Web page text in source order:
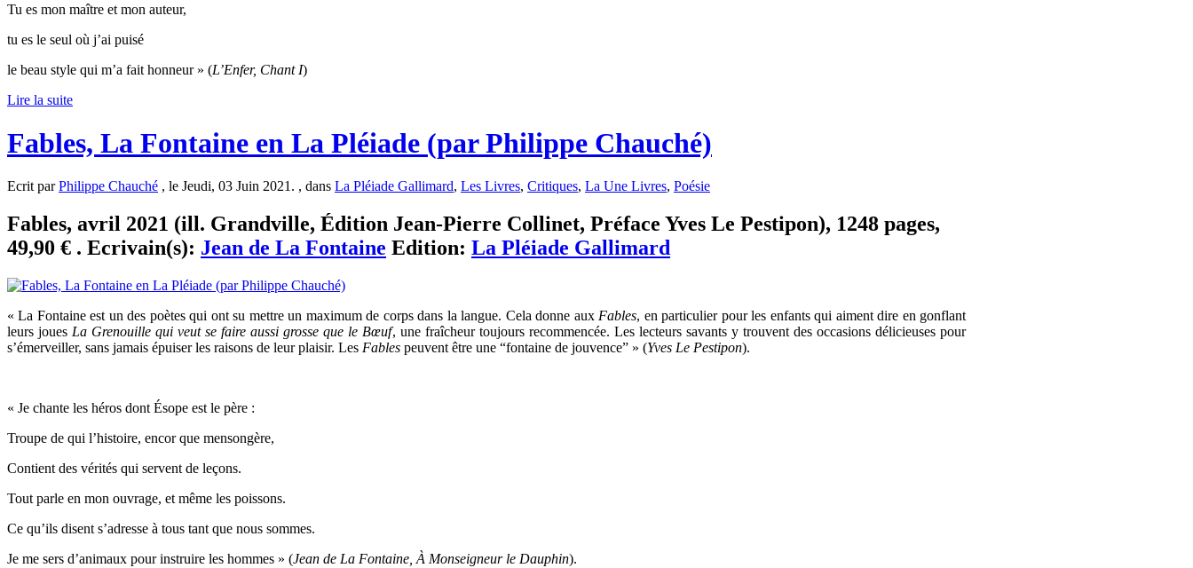
Tu es mon maître et mon auteur,
tu es le seul où j’ai puisé
le beau style qui m’a fait honneur » (L’Enfer, Chant I)
Lire la suite
Fables, La Fontaine en La Pléiade (par Philippe Chauché)
Ecrit parPhilippe Chauché , le Jeudi, 03 Juin 2021. , dans La Pléiade Gallimard, Les Livres, Critiques, La Une Livres, Poésie
Fables, avril 2021 (ill. Grandville, Édition Jean-Pierre Collinet, Préface Yves Le Pestipon), 1248 pages,
49,90 € . Ecrivain(s): Jean de La Fontaine Edition: La Pléiade Gallimard
« La Fontaine est un des poètes qui ont su mettre un maximum de corps dans la langue. Cela donne aux Fables, en particulier pour les enfants qui aiment dire en gonflant
leurs joues La Grenouille qui veut se faire aussi grosse que le Bœuf, une fraîcheur toujours recommencée. Les lecteurs savants y trouvent des occasions délicieuses pour
s’émerveiller, sans jamais épuiser les raisons de leur plaisir. Les Fables peuvent être une “fontaine de jouvence” » (Yves Le Pestipon).
« Je chante les héros dont Ésope est le père :
Troupe de qui l’histoire, encor que mensongère,
Contient des vérités qui servent de leçons.
Tout parle en mon ouvrage, et même les poissons.
Ce qu’ils disent s’adresse à tous tant que nous sommes.
Je me sers d’animaux pour instruire les hommes » (Jean de La Fontaine, À Monseigneur le Dauphin).